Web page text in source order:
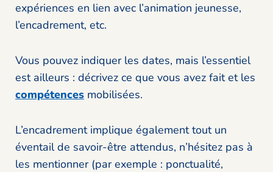
expériences en lien avec l’animation jeunesse,
l’encadrement, etc.
Vous pouvez indiquer les dates, mais l’essentiel
est ailleurs : décrivez ce que vous avez fait et les
compétences mobilisées.
L’encadrement implique également tout un
éventail de savoir-être attendus, n’hésitez pas à
les mentionner (par exemple : ponctualité,